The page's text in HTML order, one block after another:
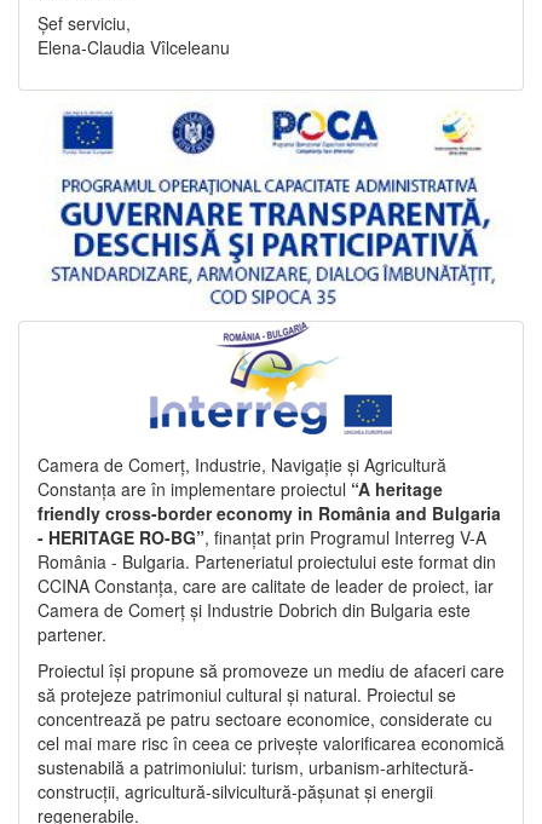
Șef serviciu,
Elena-Claudia Vîlceleanu
Camera de Comerț, Industrie, Navigație și Agricultură
Constanța are în implementare proiectul “A heritage
friendly cross-border economy in România and Bulgaria
- HERITAGE RO-BG”, finanțat prin Programul Interreg V-A
România - Bulgaria. Parteneriatul proiectului este format din
CCINA Constanța, care are calitate de leader de proiect, iar
Camera de Comerț și Industrie Dobrich din Bulgaria este
partener.
Proiectul își propune să promoveze un mediu de afaceri care
să protejeze patrimoniul cultural și natural. Proiectul se
concentrează pe patru sectoare economice, considerate cu
cel mai mare risc în ceea ce privește valorificarea economică
sustenabilă a patrimoniului: turism, urbanism-arhitectură-
construcții, agricultură-silvicultură-pășunat și energii
regenerabile.